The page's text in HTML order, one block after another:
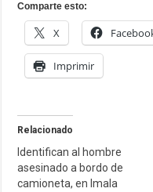
Comparte esto:
X
Imprimir
Relacionado
Identifican al hombre
asesinado a bordo de
camioneta, en Imala